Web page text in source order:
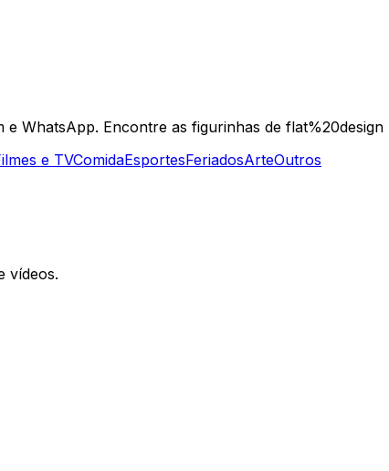
WhatsApp. Encontre as figurinhas de flat%20design
e TVComidaEsportesFeriadosArteOutros
vídeos.